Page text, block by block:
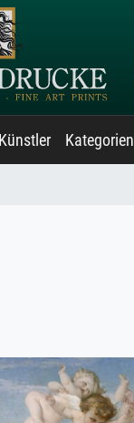
Künstler Kategorien